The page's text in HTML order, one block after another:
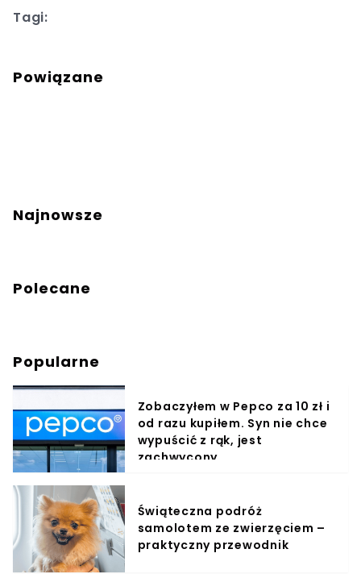
Tagi:
Powiązane
Najnowsze
Polecane
Popularne
Zobaczyłem w Pepco za 10 zł i
od razu kupiłem. Syn nie chce
wypuścić z rąk, jest
zachwycony
Świąteczna podróż
samolotem ze zwierzęciem –
praktyczny przewodnik